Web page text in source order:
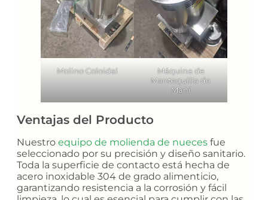
Molino Coloidal
Máquina de
Mantequilla de
Maní
Ventajas del Producto
Nuestro equipo de molienda de nueces fue
seleccionado por su precisión y diseño sanitario.
Toda la superficie de contacto está hecha de
acero inoxidable 304 de grado alimenticio,
garantizando resistencia a la corrosión y fácil